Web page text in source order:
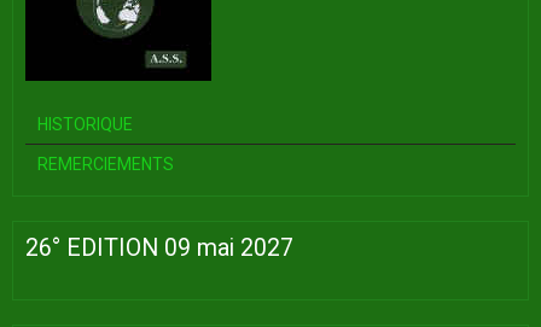
HISTORIQUE
REMERCIEMENTS
26° EDITION 09 mai 2027